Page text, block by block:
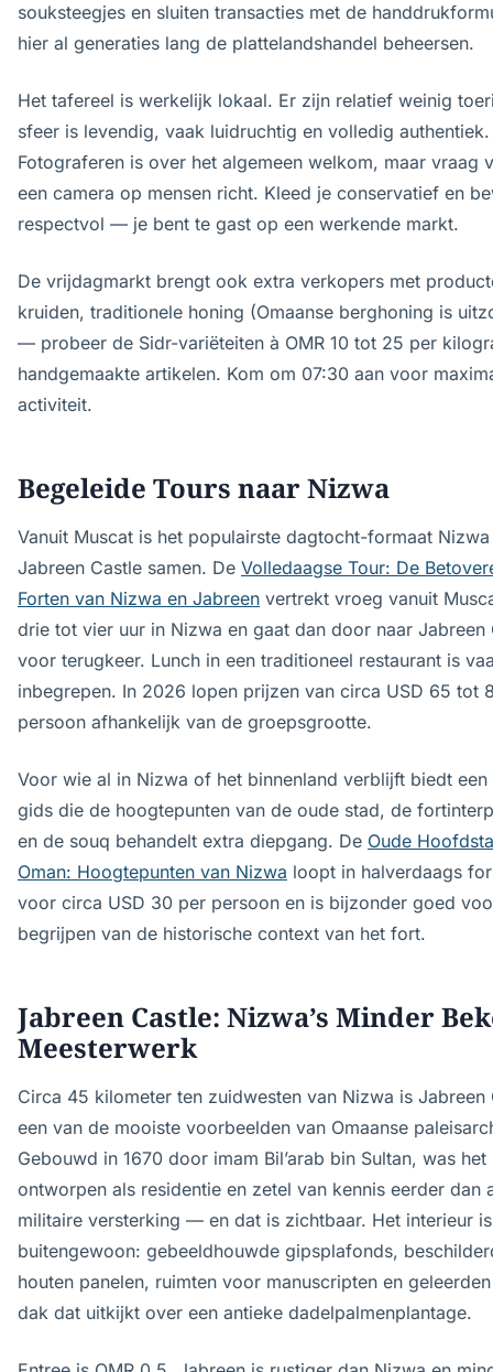
souksteegjes en sluiten transacties met de
hier al generaties lang de plattelandshandel beheersen.
Het tafereel is werkelijk lokaal. Er zijn relatief weinig
sfeer is levendig, vaak luidruchtig en volledig authentiek.
Fotograferen is over het algemeen welkom, maar vraag
een camera op mensen richt. Kleed je conservatief en
respectvol — je bent te gast op een werkende markt.
De vrijdagmarkt brengt ook extra verkopers met
kruiden, traditionele honing (Omaanse berghoning is
— probeer de Sidr-variëteiten à OMR 10 tot 25 per
handgemaakte artikelen. Kom om 07:30 aan voor
activiteit.
Begeleide Tours naar Nizwa
Vanuit Muscat is het populairste dagtocht-formaat Nizwa
Jabreen Castle samen. De Volledaagse Tour: De
Forten van Nizwa en Jabreen vertrekt vroeg vanuit
drie tot vier uur in Nizwa en gaat dan door naar Jabreen
voor terugkeer. Lunch in een traditioneel restaurant is
inbegrepen. In 2026 lopen prijzen van circa USD 65 tot
persoon afhankelijk van de groepsgrootte.
Voor wie al in Nizwa of het binnenland verblijft biedt een
gids die de hoogtepunten van de oude stad, de
en de souq behandelt extra diepgang. De Oude
Oman: Hoogtepunten van Nizwa loopt in halverdaags
voor circa USD 30 per persoon en is bijzonder goed
begrijpen van de historische context van het fort.
Jabreen Castle: Nizwa’s Minder
Meesterwerk
Circa 45 kilometer ten zuidwesten van Nizwa is Jabreen
een van de mooiste voorbeelden van Omaanse
Gebouwd in 1670 door imam Bil’arab bin Sultan, was het
ontworpen als residentie en zetel van kennis eerder dan
militaire versterking — en dat is zichtbaar. Het interieur is
buitengewoon: gebeeldhouwde gipsplafonds,
houten panelen, ruimten voor manuscripten en
dak dat uitkijkt over een antieke dadelpalmenplantage.